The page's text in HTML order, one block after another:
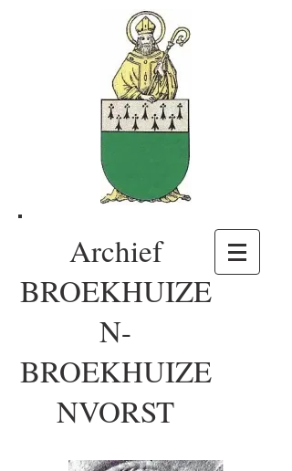
Archief
BROEKHUIZE
N-
BROEKHUIZE
NVORST